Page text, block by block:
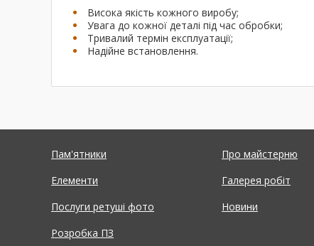
Висока якість кожного виробу;
Увага до кожної деталі під час обробки;
Тривалий термін експлуатації;
Надійне встановлення.
Пам'ятники
Елементи
Послуги ретуші фото
Розробка ПЗ
Про майстерню
Галерея робіт
Новини